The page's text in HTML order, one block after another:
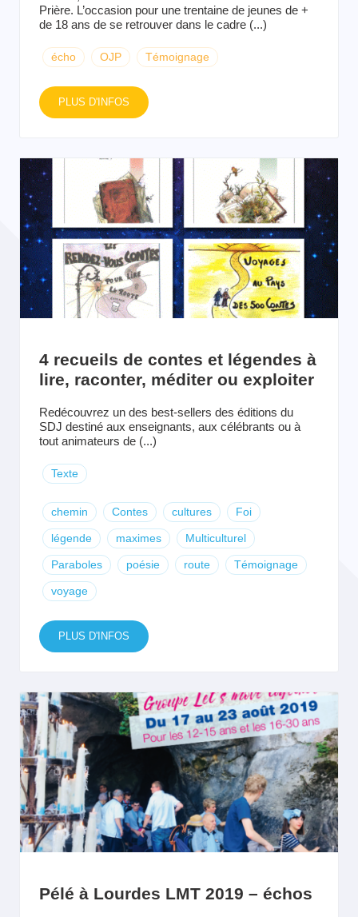
Prière. L’occasion pour une trentaine de jeunes de +
de 18 ans de se retrouver dans le cadre (...)
écho OJP Témoignage
PLUS D'INFOS
4 recueils de contes et légendes à
lire, raconter, méditer ou exploiter
Redécouvrez un des best-sellers des éditions du
SDJ destiné aux enseignants, aux célébrants ou à
tout animateurs de (...)
Texte
chemin Contes cultures Foi
légende maximes Multiculturel
Paraboles poésie route Témoignage
voyage
PLUS D'INFOS
Pélé à Lourdes LMT 2019 – échos